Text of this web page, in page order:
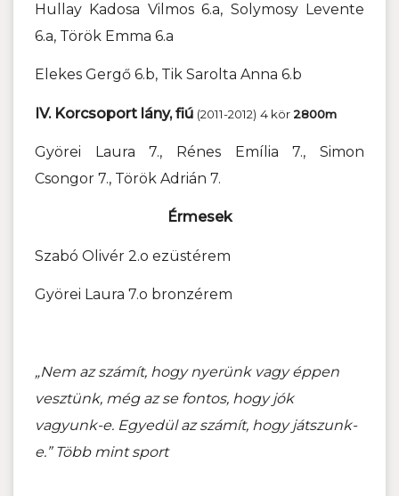
Hullay Kadosa Vilmos 6.a, Solymosy Levente
6.a, Török Emma 6.a
Elekes Gergő 6.b, Tik Sarolta Anna 6.b
IV. Korcsoport lány, fiú (2011-2012) 4 kör2800m
Györei Laura 7., Rénes Emília 7., Simon
Csongor 7., Török Adrián 7.
Érmesek
Szabó Olivér 2.o ezüstérem
Györei Laura 7.o bronzérem
„Nem az számít, hogy nyerünk vagy éppen
vesztünk, még az se fontos, hogy jók
vagyunk-e. Egyedül az számít, hogy játszunk-
e.” Több mint sport